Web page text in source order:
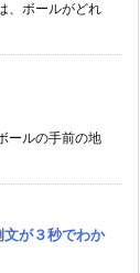
、ボールがどれ
ールの手前の地
文が３秒でわか